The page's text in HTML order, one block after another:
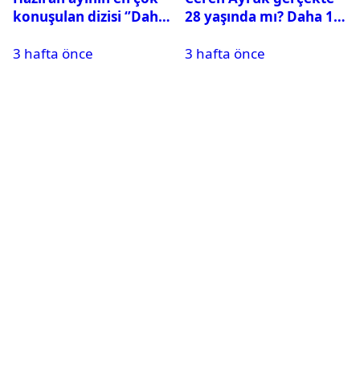
konuşulan dizisi ‘’Daha
3 hafta önce
28 yaşında mı? Daha 17
3 hafta önce